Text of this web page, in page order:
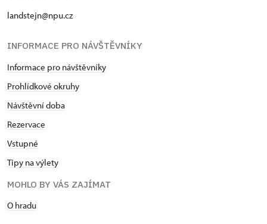
landstejn@npu.cz
INFORMACE PRO NÁVŠTĚVNÍKY
Informace pro návštěvníky
Prohlídkové okruhy
Návštěvní doba
Rezervace
Vstupné
Tipy na výlety
MOHLO BY VÁS ZAJÍMAT
O hradu